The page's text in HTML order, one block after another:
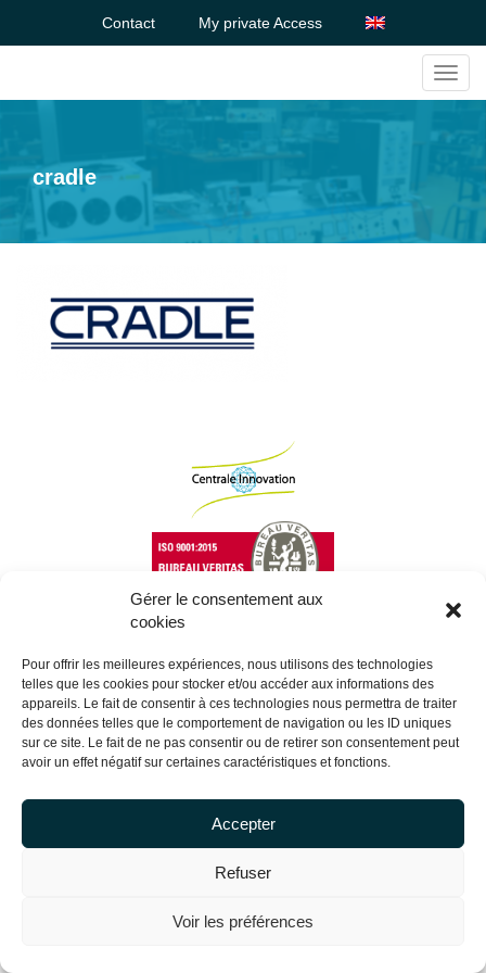
Gérer le consentement aux
cookies
Pour offrir les meilleures expériences, nous utilisons des technologies
telles que les cookies pour stocker et/ou accéder aux informations des
appareils. Le fait de consentir à ces technologies nous permettra de traiter
des données telles que le comportement de navigation ou les ID uniques
sur ce site. Le fait de ne pas consentir ou de retirer son consentement peut
avoir un effet négatif sur certaines caractéristiques et fonctions.
Accepter
Refuser
Voir les préférences
Contact My private Access
cradle
Copyright Centrale Innovation © 2026 |Legal mentions